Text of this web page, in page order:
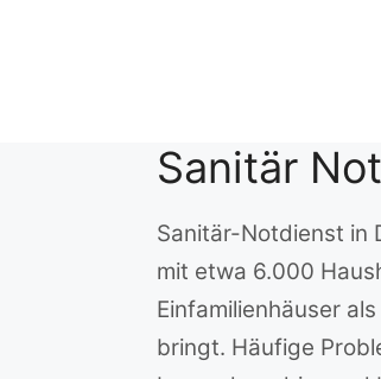
Sanitär
Sanitär-Notdienst in
mit etwa 6.000
Einfamilienhäuser
bringt. Häufige